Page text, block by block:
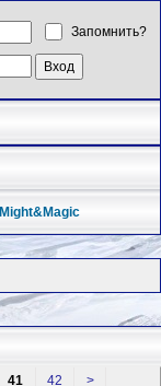
Запомнить?
Might&Magic
41 42 >